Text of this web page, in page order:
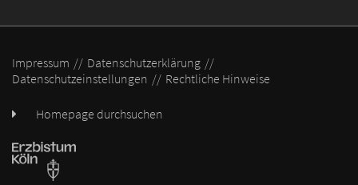
Impressum
Datenschutzerklärung
Datenschutzeinstellungen
Rechtliche Hinweise
Homepage durchsuchen